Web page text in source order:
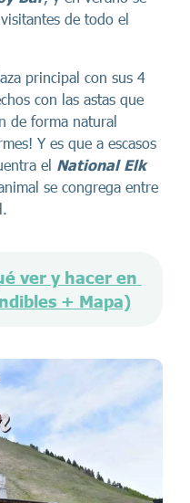
de todo el
principal con sus 4
con las astas que
de forma natural
Y es que a escasos
el National Elk
se congrega entre
ver y hacer en
+ Mapa)